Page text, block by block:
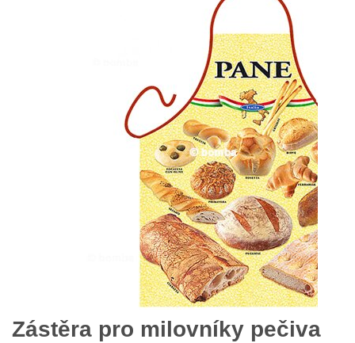
Zástěra pro milovníky pečiva